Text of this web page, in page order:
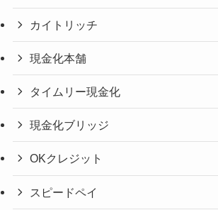
カイトリッチ
現金化本舗
タイムリー現金化
現金化ブリッジ
OKクレジット
スピードペイ